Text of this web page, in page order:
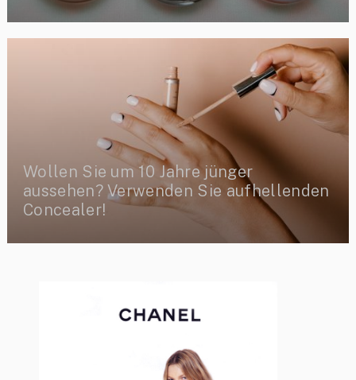
Wollen Sie um 10 Jahre jünger
aussehen? Verwenden Sie aufhellenden
Concealer!